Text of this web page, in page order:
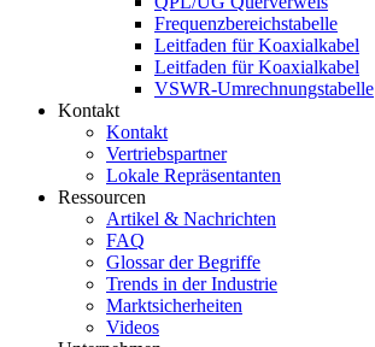
Frequenzbereichstabelle
Leitfaden für Koaxialkabel
Leitfaden für Koaxialkabel
VSWR-Umrechnungstabelle
Kontakt
Kontakt
Vertriebspartner
Lokale Repräsentanten
Ressourcen
Artikel & Nachrichten
FAQ
Glossar der Begriffe
Trends in der Industrie
Marktsicherheiten
Videos